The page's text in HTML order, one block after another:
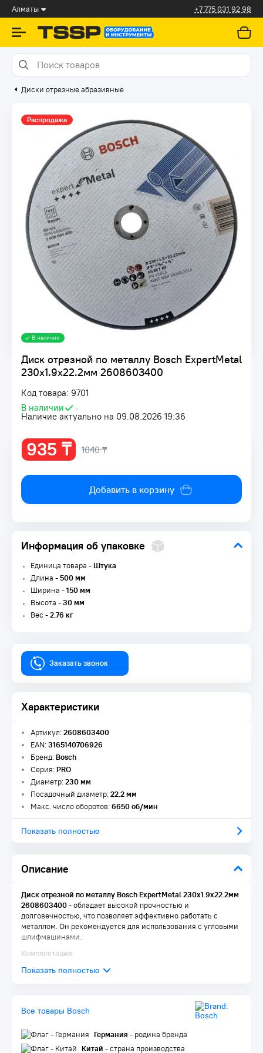
Алматы +7 775 031 92 98
Диски отрезные абразивные
Диск отрезной по металлу Bosch ExpertMetal
230х1.9х22.2мм 2608603400
Код товара: 9701
В наличии
•
Наличие актуально на 09.08.2026 19:36
В наличии
Распродажа
935 ₸ 1040 ₸
Добавить в корзину
Информация об упаковке
Единица товара -Штука
Длина -500 мм
Ширина -150 мм
Высота -30 мм
Вес -2.76 кг
Заказать звонок
Характеристики
Описание
Артикул:2608603400
EAN:3165140706926
Бренд:Bosch
Серия:PRO
Диаметр:230 мм
Посадочный диаметр:22.2 мм
Макс. число оборотов:6650 об/мин
Показать полностью
Диск отрезной по металлу Bosch ExpertMetal 230х1.9х22.2мм
2608603400- обладает высокой прочностью и
долговечностью, что позволяет эффективно работать с
металлом. Он рекомендуется для использования с угловыми
шлифмашинами.
Комплектация:
Диск 1 шт.
Все товары Bosch
Германия - родина бренда
Китай - страна производства